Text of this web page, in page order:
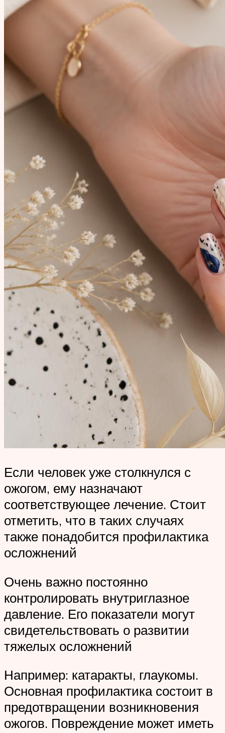
Если человек уже столкнулся с
ожогом, ему назначают
соответствующее лечение. Стоит
отметить, что в таких случаях
также понадобится профилактика
осложнений
Очень важно постоянно
контролировать внутриглазное
давление. Его показатели могут
свидетельствовать о развитии
тяжелых осложнений
Например: катаракты, глаукомы.
Основная профилактика состоит в
предотвращении возникновения
ожогов. Повреждение может иметь